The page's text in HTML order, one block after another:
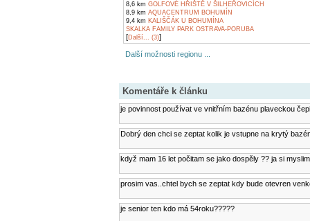
8,6 km GOLFOVÉ HŘIŠTĚ V ŠILHEŘOVICÍCH
8,9 km AQUACENTRUM BOHUMÍN
9,4 km KALIŠČÁK U BOHUMÍNA
SKALKA FAMILY PARK OSTRAVA-PORUBA
[Další... (3)]
Další možnosti regionu ...
Komentáře k článku
je povinnost používat ve vnitřním bazénu plaveckou
Dobrý den chci se zeptat kolik je vstupne na krytý
když mam 16 let počitam se jako dospěly ?? ja si
prosim vas..chtel bych se zeptat kdy bude otevren
je senior ten kdo má 54roku?????